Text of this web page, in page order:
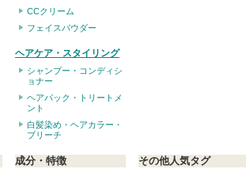
CCクリーム
フェイスパウダー
ヘアケア・スタイリング
シャンプー・コンディシ
ョナー
ヘアパック・トリートメ
ント
白髪染め・ヘアカラー・
ブリーチ
成分・特徴 その他人気タグ